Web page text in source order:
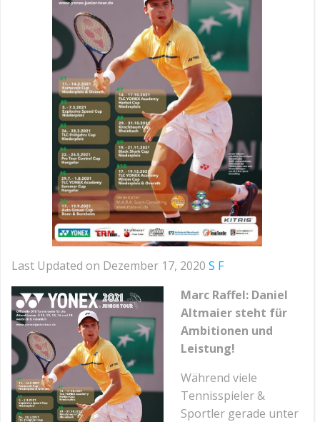
Last Updated on Dezember 17, 2020 S F
Marc Raffel: Daniel
Altmaier steht für
Ambitionen und
Leistung!
Während viele
Tennisspieler &
Sportler gerade unter